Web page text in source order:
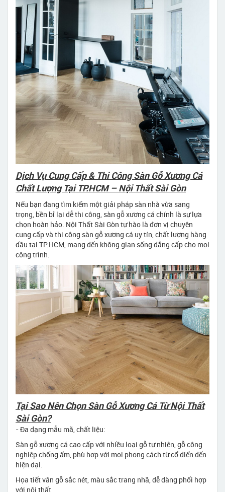
Dịch Vụ Cung Cấp & Thi Công Sàn Gỗ Xương Cá
Chất Lượng Tại TP.HCM – Nội Thất Sài Gòn
Nếu bạn đang tìm kiếm một giải pháp sàn nhà vừa sang
trọng, bền bỉ lại dễ thi công, sàn gỗ xương cá chính là sự lựa
chọn hoàn hảo. Nội Thất Sài Gòn tự hào là đơn vị chuyên
cung cấp và thi công sàn gỗ xương cá uy tín, chất lượng hàng
đầu tại TP.HCM, mang đến không gian sống đẳng cấp cho mọi
công trình.
Tại Sao Nên Chọn Sàn Gỗ Xương Cá Từ Nội Thất
Sài Gòn?
- Đa dạng mẫu mã, chất liệu:
Sàn gỗ xương cá cao cấp với nhiều loại gỗ tự nhiên, gỗ công
nghiệp chống ẩm, phù hợp với mọi phong cách từ cổ điển đến
hiện đại.
Họa tiết vân gỗ sắc nét, màu sắc trang nhã, dễ dàng phối hợp
với nội thất.